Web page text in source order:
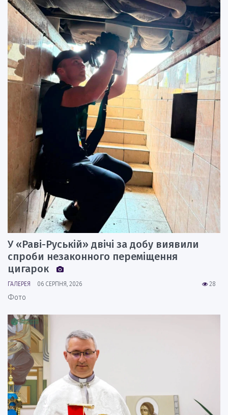
У «Раві-Руській» двічі за добу виявили
спроби незаконного переміщення
цигарок
28
ГАЛЕРЕЯ 06 СЕРПНЯ, 2026
Фото